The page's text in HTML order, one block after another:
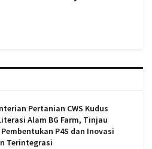
Pertanian CWS Kudus
Alam BG Farm, Tinjau
P4S dan Inovasi
Terintegrasi